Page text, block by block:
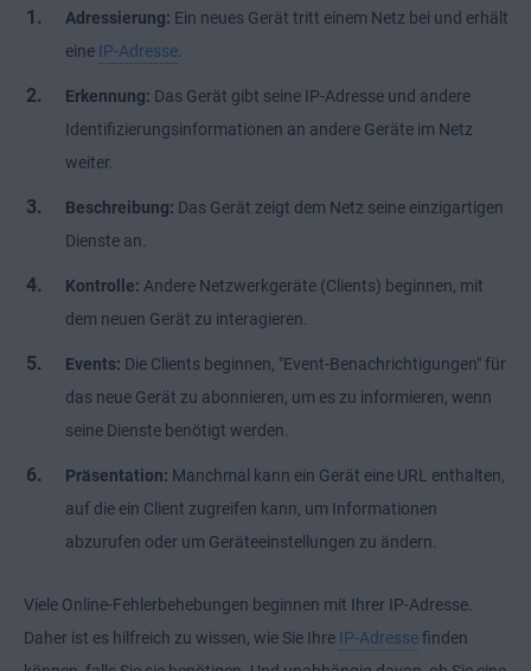
Adressierung: Ein neues Gerät tritt einem Netz bei und erhält
eine IP-Adresse.
Erkennung: Das Gerät gibt seine IP-Adresse und andere
Identifizierungsinformationen an andere Geräte im Netz
weiter.
Beschreibung: Das Gerät zeigt dem Netz seine einzigartigen
Dienste an.
Kontrolle: Andere Netzwerkgeräte (Clients) beginnen, mit
dem neuen Gerät zu interagieren.
Events: Die Clients beginnen, "Event-Benachrichtigungen" für
das neue Gerät zu abonnieren, um es zu informieren, wenn
seine Dienste benötigt werden.
Präsentation: Manchmal kann ein Gerät eine URL enthalten,
auf die ein Client zugreifen kann, um Informationen
abzurufen oder um Geräteeinstellungen zu ändern.
Viele Online-Fehlerbehebungen beginnen mit Ihrer IP-Adresse.
Daher ist es hilfreich zu wissen, wie Sie Ihre IP-Adressefinden